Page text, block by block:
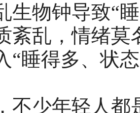
生物钟导致“
紊乱，情绪莫
“睡得多、状
不少年轻人都